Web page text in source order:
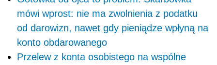
mówi wprost: nie ma zwolnienia z podatku
od darowizn, nawet gdy pieniądze wpłyną na
konto obdarowanego
Przelew z konta osobistego na wspólne